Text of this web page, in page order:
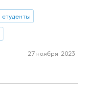
студенты
27 ноября 2023